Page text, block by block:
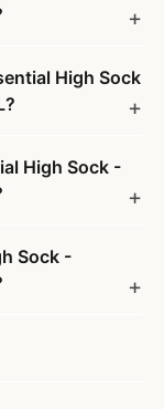
High Sock
High Sock -
Sock -